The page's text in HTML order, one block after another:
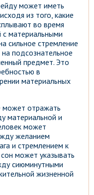
может иметь
из того, какие
во время
с материальными
сильное стремление
подсознательное
предмет. Это
в
материальных
может отражать
материальной и
может
желанием
и стремлением к
может указывать
сиюминутными
жизненной